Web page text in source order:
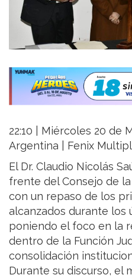
22:10 | Miércoles 20 de
Argentina | Fenix
El Dr. Claudio Nicolás
frente del Consejo de
con un repaso de los
alcanzados durante los
poniendo el foco en la
dentro de la Función
consolidación
Durante su discurso, el